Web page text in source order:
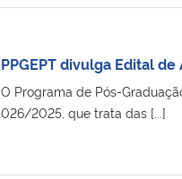
PPGEPT divulga Edital
O Programa de Pós-
026/2025, que trata das [...]